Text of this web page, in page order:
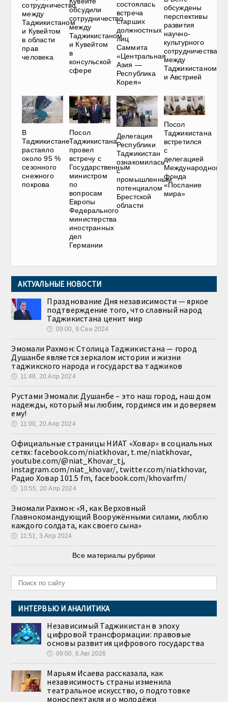
сотрудничество
между
Таджикистаном
и Кувейтом
в области
прав
человека
обсудили
сотрудничество
между
Таджикистаном
и Кувейтом
в
консульской
сфере
состоялась
встреча
старших
должностных
лиц
Саммита
«Центральная
Азия —
Республика
Корея»
обсуждены
перспективы
развития
научно-
культурного
сотрудничества
между
Таджикистаном
и Австрией
В
Таджикистане
растаяло
около 95 %
сезонного
снежного
покрова
Посол
Таджикистана
провел
встречу с
Государственным
министром
по
вопросам
Европы
Федерального
министерства
иностранных
дел
Германии
Делегация
Республики
Таджикистан
ознакомилась
с
промышленным
потенциалом
Брестской
области
Посол
Таджикистана
встретился
с
делегацией
Международного
фонда
«Послание
мира»
АКТУАЛЬНЫЕ НОВОСТИ
Празднование Дня независимости — яркое
подтверждение того, что славный народ
Таджикистана ценит мир
🕔 09:00, 9.Сен 2024
Эмомали Рахмон: Столица Таджикистана — город
Душанбе является зеркалом истории и жизни
таджикского народа и государства таджиков
🕔 11:48, 20.Апр 2024
Рустами Эмомали: Душанбе – это наш город, наш дом
надежды, который мы любим, гордимся им и доверяем
ему!
🕔 11:00, 20.Апр 2024
Официальные страницы НИАТ «Ховар» в социальных
сетях: facebook.com/niatkhovar, t.me/niatkhovar,
youtube.com/@niat_Khovar_tj,
instagram.com/niat_khovar/, twitter.com/niatkhovar,
Радио Ховар 101.5 fm, facebook.com/khovarfm/
🕔 10:55, 20.Апр 2024
Эмомали Рахмон: «Я, как Верховный
Главнокомандующий Вооружёнными силами, люблю
каждого солдата, как своего сына»
🕔 11:51, 3.Апр 2024
Все материалы рубрики
ИНТЕРВЬЮ И АНАЛИТИКА
Независимый Таджикистан в эпоху
цифровой трансформации: правовые
основы развития цифрового государства
🕔 09:00, 6.Авг 2026
Марьям Исаева рассказала, как
независимость страны изменила
театральное искусство, о подготовке
моноспектакля и о молодёжи